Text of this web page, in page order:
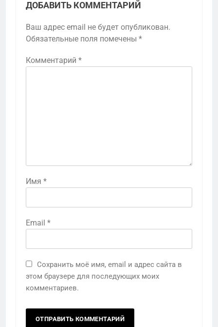
ДОБАВИТЬ КОММЕНТАРИЙ
Ваш адрес email не будет опубликован.
Обязательные поля помечены *
Комментарий *
Имя *
Email *
Сохранить моё имя, email и адрес сайта в
этом браузере для последующих моих
комментариев.